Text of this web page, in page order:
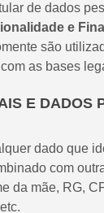
de dados
e
são
as bases
E DADOS
dado que
com
da mãe, RG,